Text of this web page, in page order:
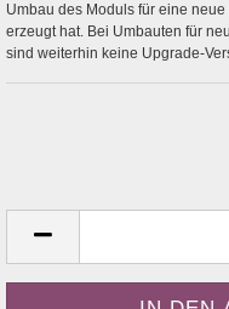
Umbau des Moduls für eine
erzeugt hat. Bei Umbauten für neue Update-Versionen die im Rahmen bleiben,
sind weiterhin keine Upgrade-